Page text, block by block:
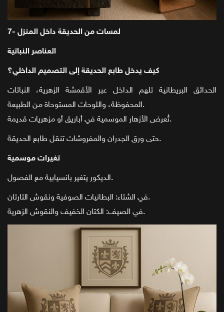
7- لمسات من الحديقة داخل المنزل
العناصر النباتية
كيف يدخل طابع الحديقة إلى التصميم الداخلي؟
الحدائق البريطانية تلهم الداخل عبر الأقمشة الزهرية، النباتات
المحفوظة، واللوحات المستوحاة من الطبيعة.
تُعرض الأزهار الموسمية في أباريق أو مزهريات قديمة.
حتى ورق الجدران والمفروشات تنقل طابع الحديقة.
تغيرات موسمية
الديكور يتغير بانسيابية مع الفصول.
في الشتاء: البطانيات الصوفية ونقوش التارتان.
في الصيف: الكتان الخفيف والنقوش الزهرية.